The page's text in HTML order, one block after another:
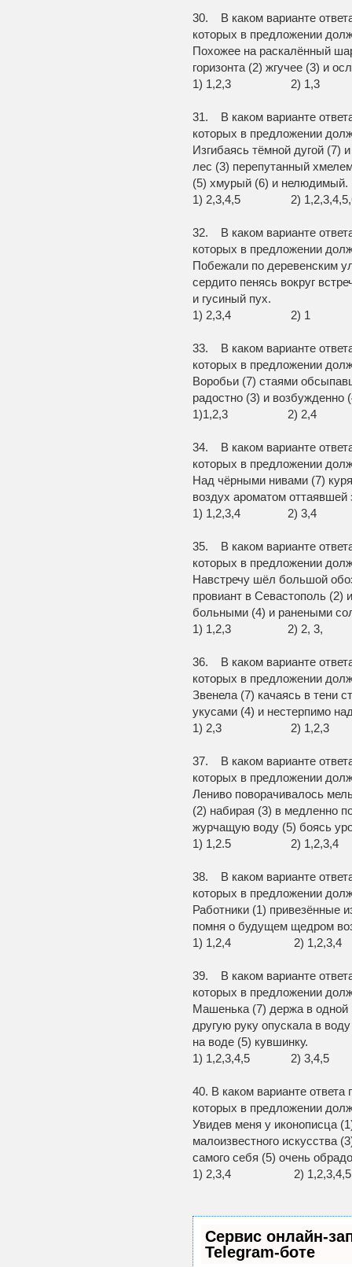
30. В каком варианте
которых в предложении
Похожее на раскалённый
горизонта (2) жгучее (3) и
1) 1,2,3 2)
31. В каком варианте
которых в предложении
Изгибаясь тёмной дугой (7)
лес (3) перепутанный
(5) хмурый (6) и нелюдимый.
1) 2,3,4,5 2)
32. В каком варианте
которых в предложении
Побежали по деревенским
сердито пенясь вокруг
и гусиный пух.
1) 2,3,4 2)
33. В каком варианте
которых в предложении
Воробьи (7) стаями
радостно (3) и возбужденно
1)1,2,3 2) 2,4
34. В каком варианте
которых в предложении
Над чёрными нивами (7)
воздух ароматом
1) 1,2,3,4 2)
35. В каком варианте
которых в предложении
Навстречу шёл большой
провиант в Севастополь (2)
больными (4) и ранеными
1) 1,2,3 2)
36. В каком варианте
которых в предложении
Звенела (7) качаясь в тени
укусами (4) и нестерпимо
1) 2,3 2)
37. В каком варианте
которых в предложении
Лениво поворачивалось
(2) набирая (3) в медленно
журчащую воду (5) боясь
1) 1,2.5 2)
38. В каком варианте
которых в предложении
Работники (1) привезённые
помня о будущем щедром
1) 1,2,4 2)
39. В каком варианте
которых в предложении
Машенька (7) держа в одной
другую руку опускала в
на воде (5) кувшинку.
1) 1,2,3,4,5 2)
40. В каком варианте
которых в предложении
Увидев меня у иконописца
малоизвестного искусства
самого себя (5) очень
1) 2,3,4 2)
Сервис онлайн-
Telegram-боте